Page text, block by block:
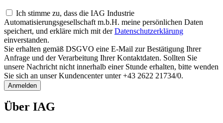
Ich stimme zu, dass die IAG Industrie
Automatisierungsgesellschaft m.b.H. meine persönlichen Daten
speichert, und erkläre mich mit derDaten­schutz­erklärung
einverstanden.
Sie erhalten gemäß DSGVO eine E-Mail zur Bestätigung Ihrer
Anfrage und der Verarbeitung Ihrer Kontaktdaten. Sollten Sie
unsere Nachricht nicht innerhalb einer Stunde erhalten, bitte wenden
Sie sich an unser Kundencenter unter +43 2622 21734/0.
Anmelden
Über IAG